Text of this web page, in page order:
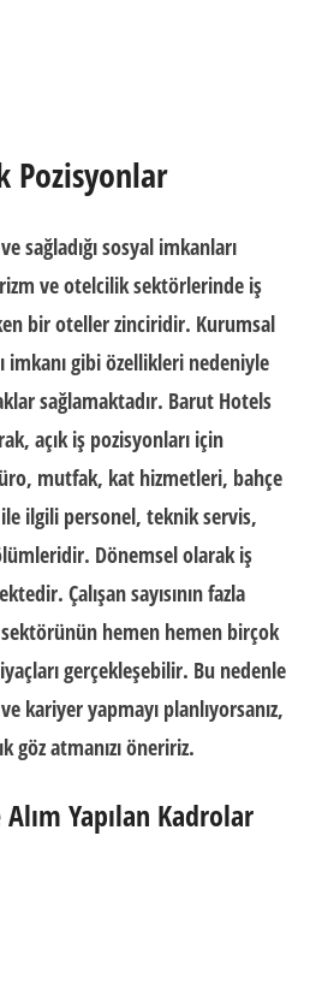
Pozisyonlar
sağladığı sosyal imkanları
ve otelcilik sektörlerinde iş
bir oteller zinciridir. Kurumsal
imkanı gibi özellikleri nedeniyle
sağlamaktadır. Barut Hotels
açık iş pozisyonları için
mutfak, kat hizmetleri, bahçe
ile ilgili personel, teknik servis,
Dönemsel olarak iş
Çalışan sayısının fazla
hemen hemen birçok
gerçekleşebilir. Bu nedenle
kariyer yapmayı planlıyorsanız,
göz atmanızı öneririz.
Yapılan Kadrolar